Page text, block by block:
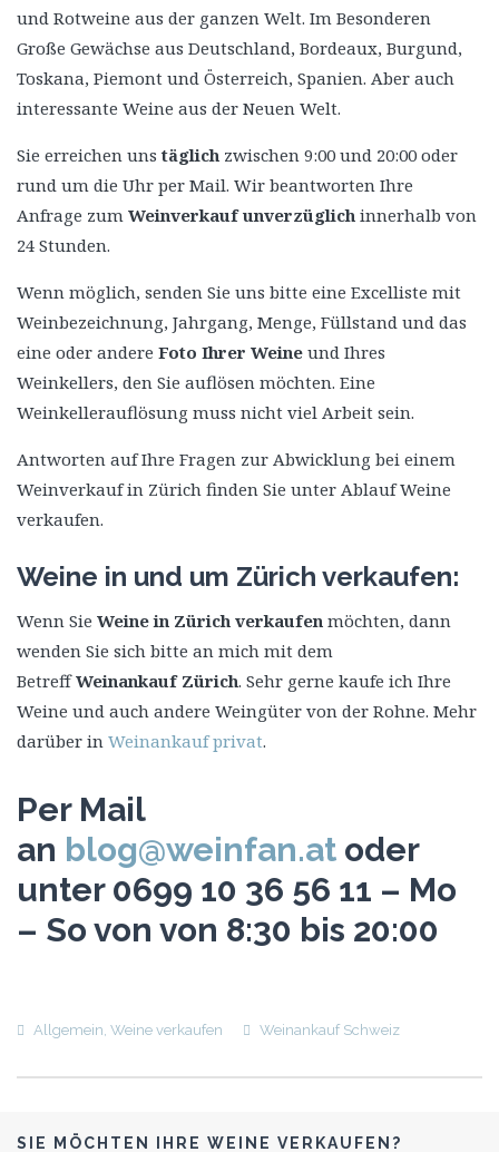
und Rotweine aus der ganzen Welt. Im Besonderen
Große Gewächse aus Deutschland, Bordeaux, Burgund,
Toskana, Piemont und Österreich, Spanien. Aber auch
interessante Weine aus der Neuen Welt.
Sie erreichen unstäglich zwischen 9:00 und 20:00 oder
rund um die Uhr per Mail. Wir beantworten Ihre
Anfrage zum Weinverkauf unverzüglich innerhalb von
24 Stunden.
Wenn möglich, senden Sie uns bitte eine Excelliste mit
Weinbezeichnung, Jahrgang, Menge, Füllstand und das
eine oder andere Foto Ihrer Weine und Ihres
Weinkellers, den Sie auflösen möchten. Eine
Weinkellerauflösung muss nicht viel Arbeit sein.
Antworten auf Ihre Fragen zur Abwicklung bei einem
Weinverkauf in Zürich finden Sie unter Ablauf Weine
verkaufen.
Weine in und um Zürich verkaufen:
Wenn Sie Weine in Zürich verkaufen möchten, dann
wenden Sie sich bitte an mich mit dem
BetreffWeinankauf Zürich. Sehr gerne kaufe ich Ihre
Weine und auch andere Weingüter von der Rohne. Mehr
darüber in Weinankauf privat.
Per Mail
an blog@weinfan.at oder
unter 0699 10 36 56 11 – Mo
– So von von 8:30 bis 20:00
Allgemein, Weine verkaufen Weinankauf Schweiz
SIE MÖCHTEN IHRE WEINE VERKAUFEN?